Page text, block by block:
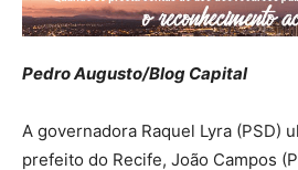
Pedro Augusto/Blog Capital
A governadora Raquel Lyra (PSD)
prefeito do Recife, João Campos